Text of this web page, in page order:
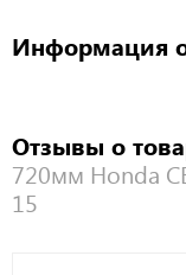
Информация
Отзывы о
720мм Honda
15